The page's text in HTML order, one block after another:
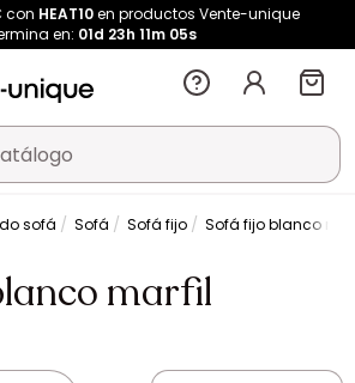
con HEAT10en productos Vente-unique
en: 01d 23h 11m 04s
sofá Sofá Sofá fijo Sofá fijo blanco
marfil